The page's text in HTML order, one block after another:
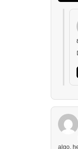
algo,